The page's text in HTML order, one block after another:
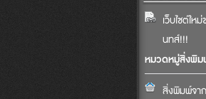
เว็บไซต์ใ
นทส์!!!
หมวดหมู่สิ่งพิ
สิ่งพิมพ์จา